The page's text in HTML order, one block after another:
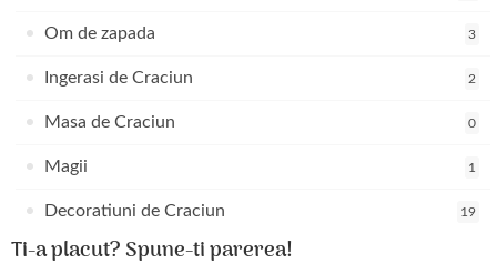
Om de zapada 3
Ingerasi de Craciun 2
Masa de Craciun 0
Magii 1
Decoratiuni de Craciun 19
Ti-a placut? Spune-ti parerea!